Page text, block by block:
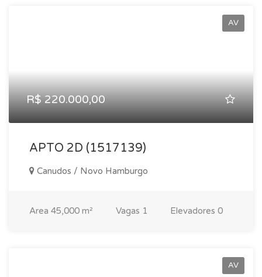
AV
R$ 220.000,00
APTO 2D (1517139)
Canudos / Novo Hamburgo
Area 45,000 m² Vagas 1 Elevadores 0
AV